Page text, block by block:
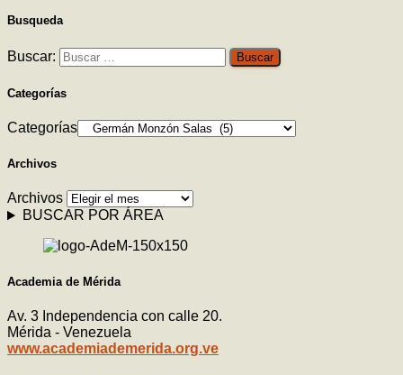
Busqueda
Buscar:
Categorías
Categorías
Archivos
Archivos
BUSCAR POR ÁREA
Academia de Mérida
Av. 3 Independencia con calle 20.
Mérida - Venezuela
www.academiademerida.org.ve